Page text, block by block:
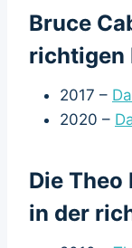
Bruce
richtigen
2017 –
2020 –
Die
in der